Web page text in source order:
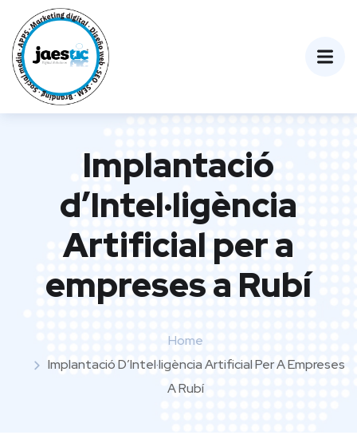
Implantació
d’Intel·ligència
Artificial per a
empreses a Rubí
Home
Implantació D’Intel·ligència Artificial Per A Empreses
A Rubí